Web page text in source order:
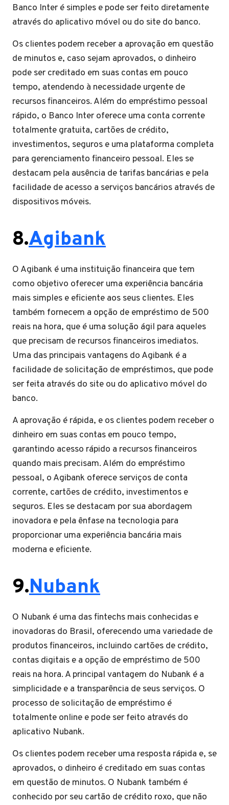
Banco Inter é simples e pode ser feito diretamente
através do aplicativo móvel ou do site do banco.
Os clientes podem receber a aprovação em questão
de minutos e, caso sejam aprovados, o dinheiro
pode ser creditado em suas contas em pouco
tempo, atendendo à necessidade urgente de
recursos financeiros. Além do empréstimo pessoal
rápido, o Banco Inter oferece uma conta corrente
totalmente gratuita, cartões de crédito,
investimentos, seguros e uma plataforma completa
para gerenciamento financeiro pessoal. Eles se
destacam pela ausência de tarifas bancárias e pela
facilidade de acesso a serviços bancários através de
dispositivos móveis.
8.Agibank
O Agibank é uma instituição financeira que tem
como objetivo oferecer uma experiência bancária
mais simples e eficiente aos seus clientes. Eles
também fornecem a opção de empréstimo de 500
reais na hora, que é uma solução ágil para aqueles
que precisam de recursos financeiros imediatos.
Uma das principais vantagens do Agibank é a
facilidade de solicitação de empréstimos, que pode
ser feita através do site ou do aplicativo móvel do
banco.
A aprovação é rápida, e os clientes podem receber o
dinheiro em suas contas em pouco tempo,
garantindo acesso rápido a recursos financeiros
quando mais precisam. Além do empréstimo
pessoal, o Agibank oferece serviços de conta
corrente, cartões de crédito, investimentos e
seguros. Eles se destacam por sua abordagem
inovadora e pela ênfase na tecnologia para
proporcionar uma experiência bancária mais
moderna e eficiente.
9.Nubank
O Nubank é uma das fintechs mais conhecidas e
inovadoras do Brasil, oferecendo uma variedade de
produtos financeiros, incluindo cartões de crédito,
contas digitais e a opção de empréstimo de 500
reais na hora. A principal vantagem do Nubank é a
simplicidade e a transparência de seus serviços. O
processo de solicitação de empréstimo é
totalmente online e pode ser feito através do
aplicativo Nubank.
Os clientes podem receber uma resposta rápida e, se
aprovados, o dinheiro é creditado em suas contas
em questão de minutos. O Nubank também é
conhecido por seu cartão de crédito roxo, que não